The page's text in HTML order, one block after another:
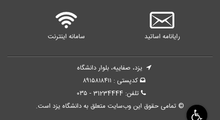
رایانامه اساتید سامانه اینترنت
یزد، صفاییه، بلوار دانشگاه
کدپستی : ۸۹۱۵۸۱۸۴۱۱
تلفن: 31234444 - ۰۳۵
© تمامی حقوق این وب‌سایت متعلق به دانشگاه یزد است.